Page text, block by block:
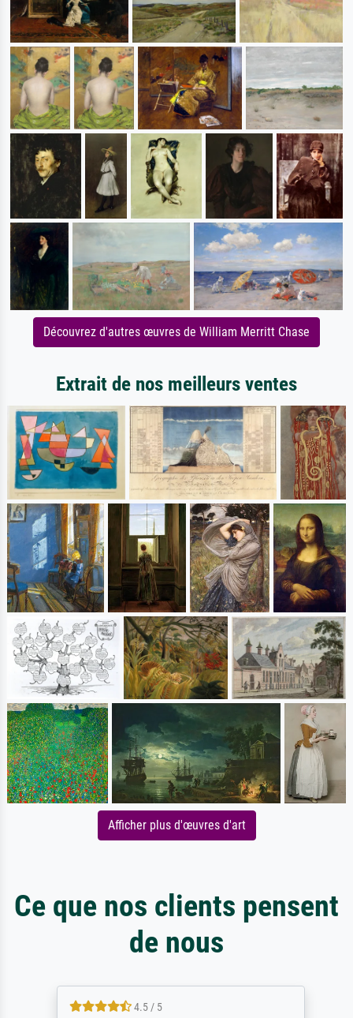
Découvrez d'autres œuvres de William Merritt Chase
Extrait de nos meilleurs ventes
Afficher plus d'œuvres d'art
Ce que nos clients pensent
de nous
4.5 / 5